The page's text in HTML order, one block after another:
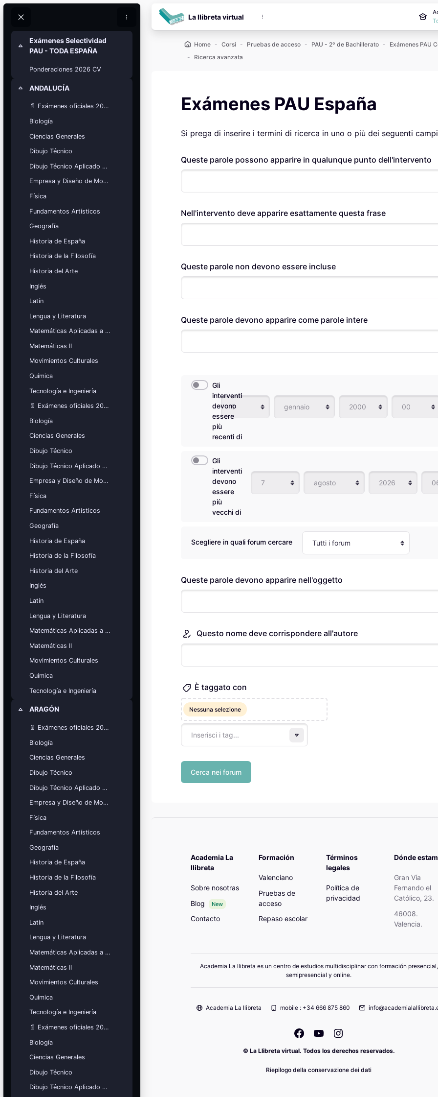
Cerca
BlocchiCalendario
académico
Festivos, vacaciones y fechas
Mis cursos
¡Nos GUSTA lo que hacemos y se
NOTA!
Blocchi
Minimizza
Exámenes Selectividad
PAU - TODA ESPAÑA
Ponderaciones 2026 CV
Minimizza
ANDALUCÍA
📄 Exámenes oficiales 2025
Biología
Ciencias Generales
Dibujo Técnico
Dibujo Técnico Aplicado a las Artes
Empresa y Diseño de Modelos de Negocio
Física
Fundamentos Artísticos
Geografía
Historia de España
Historia de la Filosofía
Historia del Arte
Inglés
Latín
Lengua y Literatura
Matemáticas Aplicadas a las Ciencias Sociales
Matemáticas II
Movimientos Culturales
Química
Tecnología e Ingeniería
📄 Exámenes oficiales 2026
Biología
Ciencias Generales
Dibujo Técnico
Dibujo Técnico Aplicado a las Artes
Empresa y Diseño de Modelos de Negocio
Física
Fundamentos Artísticos
Geografía
Historia de España
Historia de la Filosofía
Historia del Arte
Inglés
Latín
Lengua y Literatura
Matemáticas Aplicadas a las Ciencias Sociales
Matemáticas II
Movimientos Culturales
Química
Tecnología e Ingeniería
Minimizza
ARAGÓN
📄 Exámenes oficiales 2025
Biología
Ciencias Generales
Dibujo Técnico
Dibujo Técnico Aplicado a las Artes
Empresa y Diseño de Modelos de Negocio
Física
Fundamentos Artísticos
Geografía
Historia de España
Historia de la Filosofía
Historia del Arte
Inglés
Latín
Lengua y Literatura
Matemáticas Aplicadas a las Ciencias Sociales
Matemáticas II
Movimientos Culturales
Química
Tecnología e Ingeniería
📄 Exámenes oficiales 2026
Biología
Ciencias Generales
Dibujo Técnico
Dibujo Técnico Aplicado a las Artes
La llibreta virtual
Home Corsi Pruebas de acceso
PAU - 2º de Bachillerato
Ricerca avanzata
Exámenes PAU España
Si prega di inserire i termini di ricerca in uno o più dei seguenti
Queste parole possono apparire in qualunque punto dell'intervento
Nell'intervento deve apparire esattamente questa frase
Queste parole non devono essere incluse
Queste parole devono apparire come parole intere
Gli
interventi
devono
essere
più
recenti di
Giorno Mese Anno Ora
Gli
interventi
devono
essere
più
vecchi di
Giorno Mese Anno Ora
Scegliere in quali forum cercare
Queste parole devono apparire nell'oggetto
Questo nome deve corrispondere all'autore
È taggato con
Nessuna selezione
Cerca nei forum
Academia La
llibreta
Sobre nosotras
Blog
New
Contacto
Formación
Valenciano
Pruebas de
acceso
Repaso escolar
Términos
legales
Política de
privacidad
Dónde
Gran Vía
Fernando el
Católico, 23.
46008.
Valencia.
Academia La llibreta es un centro de estudios multidisciplinar con formación presencial,
semipresencial y online.
Academia La llibreta mobile : +34 666 875 860
© La Llibreta virtual. Todos los derechos reservados.
Riepilogo della conservazione dei dati